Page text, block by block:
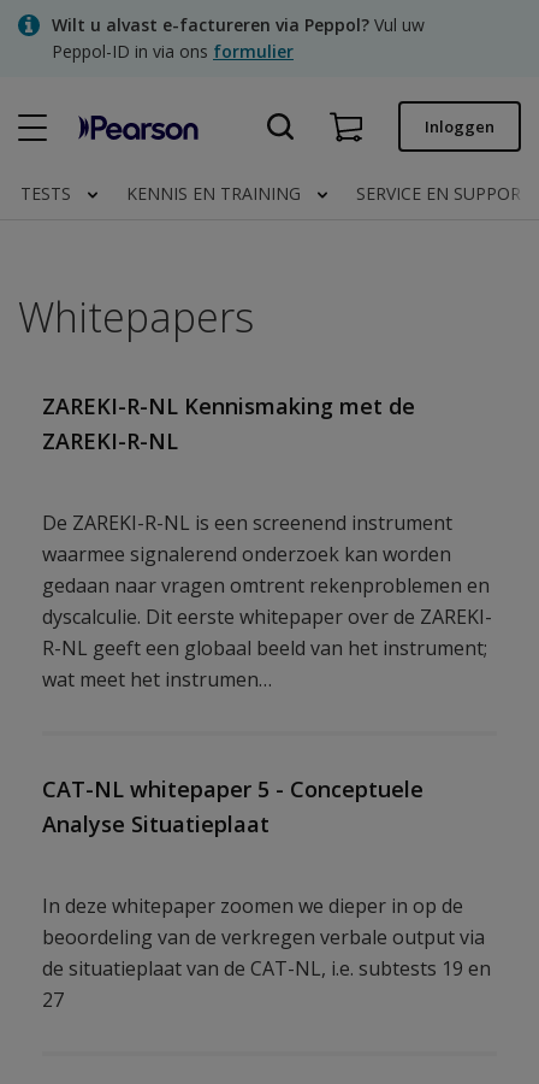
SkipWilt u alvast e-factureren via Peppol? Vul uw
Peppol-ID in via ons formulier
Snel bestellen Inloggen
TESTS KENNIS EN TRAINING SERVICE EN SUPPORT
Whitepapers
ZAREKI-R-NL Kennismaking met de
ZAREKI-R-NL
De ZAREKI-R-NL is een screenend instrument
waarmee signalerend onderzoek kan worden
gedaan naar vragen omtrent rekenproblemen en
dyscalculie. Dit eerste whitepaper over de ZAREKI-
R-NL geeft een globaal beeld van het instrument;
wat meet het instrumen…
CAT-NL whitepaper 5 - Conceptuele
Analyse Situatieplaat
In deze whitepaper zoomen we dieper in op de
beoordeling van de verkregen verbale output via
de situatieplaat van de CAT-NL, i.e. subtests 19 en
27